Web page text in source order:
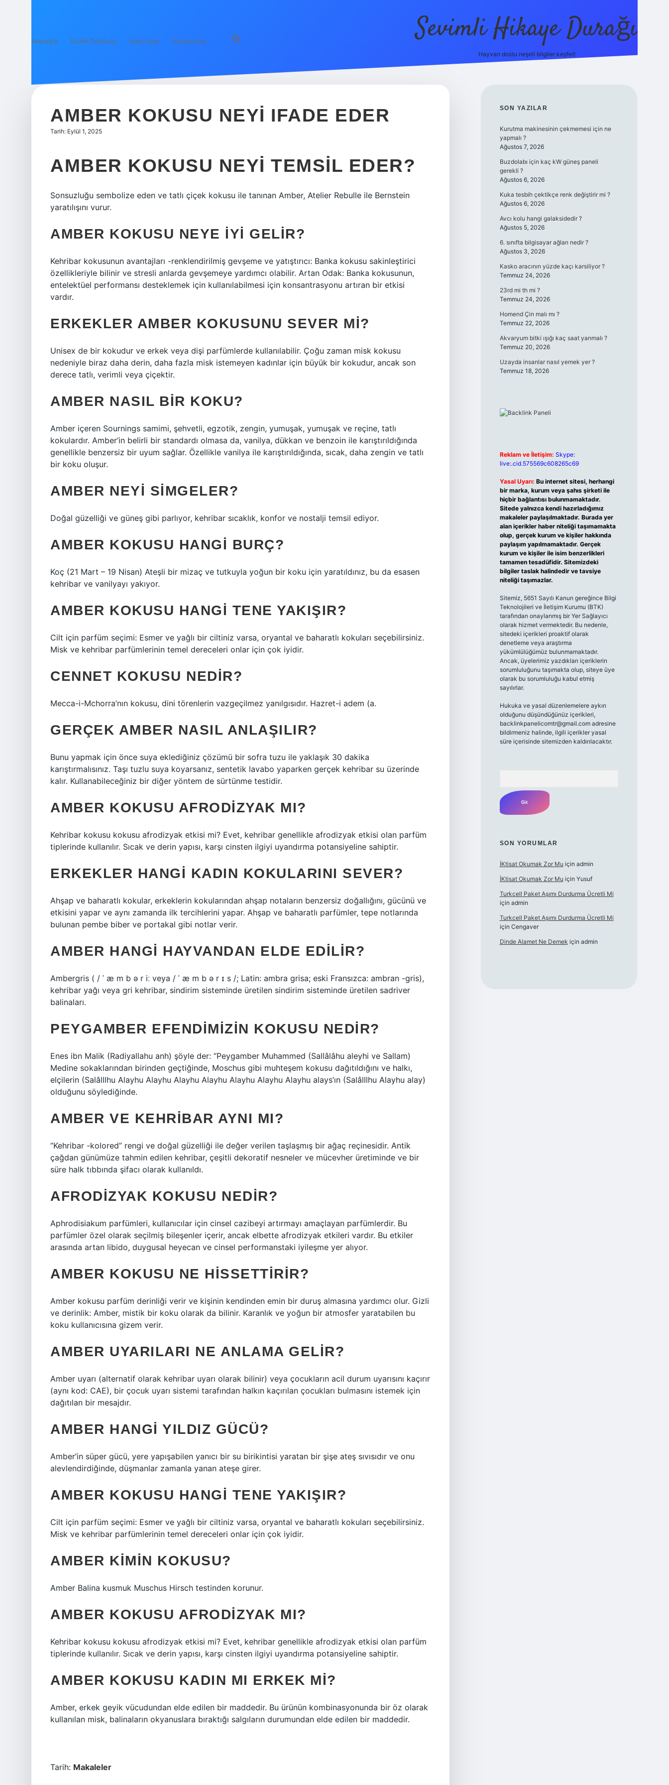
Anasayfa Gizlilik Politikası Yasal Uyarı Hakkımızda Sevimli Hikaye Durağı
Hayvan dostu neşeli bilgiler keşfet!
AMBER KOKUSU NEYI IFADE EDER
Tarih: Eylül 1, 2025
AMBER KOKUSU NEYI TEMSIL EDER?
Sonsuzluğu sembolize eden ve tatlı çiçek kokusu ile tanınan Amber, Atelier Rebulle ile Bernstein
yaratılışını vurur.
AMBER KOKUSU NEYE IYI GELIR?
Kehribar kokusunun avantajları -renklendirilmiş gevşeme ve yatıştırıcı: Banka kokusu sakinleştirici
özellikleriyle bilinir ve stresli anlarda gevşemeye yardımcı olabilir. Artan Odak: Banka kokusunun,
entelektüel performansı desteklemek için kullanılabilmesi için konsantrasyonu artıran bir etkisi
vardır.
ERKEKLER AMBER KOKUSUNU SEVER MI?
Unisex de bir kokudur ve erkek veya dişi parfümlerde kullanılabilir. Çoğu zaman misk kokusu
nedeniyle biraz daha derin, daha fazla misk istemeyen kadınlar için büyük bir kokudur, ancak son
derece tatlı, verimli veya çiçektir.
AMBER NASIL BIR KOKU?
Amber içeren Sournings samimi, şehvetli, egzotik, zengin, yumuşak, yumuşak ve reçine, tatlı
kokulardır. Amber’in belirli bir standardı olmasa da, vanilya, dükkan ve benzoin ile karıştırıldığında
genellikle benzersiz bir uyum sağlar. Özellikle vanilya ile karıştırıldığında, sıcak, daha zengin ve tatlı
bir koku oluşur.
AMBER NEYI SIMGELER?
Doğal güzelliği ve güneş gibi parlıyor, kehribar sıcaklık, konfor ve nostalji temsil ediyor.
AMBER KOKUSU HANGI BURÇ?
Koç (21 Mart – 19 Nisan) Ateşli bir mizaç ve tutkuyla yoğun bir koku için yaratıldınız, bu da esasen
kehribar ve vanilyayı yakıyor.
AMBER KOKUSU HANGI TENE YAKIŞIR?
Cilt için parfüm seçimi: Esmer ve yağlı bir ciltiniz varsa, oryantal ve baharatlı kokuları seçebilirsiniz.
Misk ve kehribar parfümlerinin temel dereceleri onlar için çok iyidir.
CENNET KOKUSU NEDIR?
Mecca-i-Mchorra’nın kokusu, dini törenlerin vazgeçilmez yanılgısıdır. Hazret-i adem (a.
GERÇEK AMBER NASIL ANLAŞILIR?
Bunu yapmak için önce suya eklediğiniz çözümü bir sofra tuzu ile yaklaşık 30 dakika
karıştırmalısınız. Taşı tuzlu suya koyarsanız, sentetik lavabo yaparken gerçek kehribar su üzerinde
kalır. Kullanabileceğiniz bir diğer yöntem de sürtünme testidir.
AMBER KOKUSU AFRODIZYAK MI?
Kehribar kokusu kokusu afrodizyak etkisi mi? Evet, kehribar genellikle afrodizyak etkisi olan parfüm
tiplerinde kullanılır. Sıcak ve derin yapısı, karşı cinsten ilgiyi uyandırma potansiyeline sahiptir.
ERKEKLER HANGI KADIN KOKULARINI SEVER?
Ahşap ve baharatlı kokular, erkeklerin kokularından ahşap notaların benzersiz doğallığını, gücünü ve
etkisini yapar ve aynı zamanda ilk tercihlerini yapar. Ahşap ve baharatlı parfümler, tepe notlarında
bulunan pembe biber ve portakal gibi notlar verir.
AMBER HANGI HAYVANDAN ELDE EDILIR?
Ambergris ( / ˈ æ m b ə r iː veya / ˈ æ m b ə r ɪ s /; Latin: ambra grisa; eski Fransızca: ambran -gris),
kehribar yağı veya gri kehribar, sindirim sisteminde üretilen sindirim sisteminde üretilen sadriver
balinaları.
PEYGAMBER EFENDIMIZIN KOKUSU NEDIR?
Enes ibn Malik (Radiyallahu anh) şöyle der: “Peygamber Muhammed (Sallâlâhu aleyhi ve Sallam)
Medine sokaklarından birinden geçtiğinde, Moschus gibi muhteşem kokusu dağıtıldığını ve halkı,
elçilerin (Salâlllhu Alayhu Alayhu Alayhu Alayhu Alayhu Alayhu Alayhu alays’ın (Salâlllhu Alayhu alay)
olduğunu söylediğinde.
AMBER VE KEHRIBAR AYNI MI?
“Kehribar -kolored” rengi ve doğal güzelliği ile değer verilen taşlaşmış bir ağaç reçinesidir. Antik
çağdan günümüze tahmin edilen kehribar, çeşitli dekoratif nesneler ve mücevher üretiminde ve bir
süre halk tıbbında şifacı olarak kullanıldı.
AFRODIZYAK KOKUSU NEDIR?
Aphrodisiakum parfümleri, kullanıcılar için cinsel cazibeyi artırmayı amaçlayan parfümlerdir. Bu
parfümler özel olarak seçilmiş bileşenler içerir, ancak elbette afrodizyak etkileri vardır. Bu etkiler
arasında artan libido, duygusal heyecan ve cinsel performanstaki iyileşme yer alıyor.
AMBER KOKUSU NE HISSETTIRIR?
Amber kokusu parfüm derinliği verir ve kişinin kendinden emin bir duruş almasına yardımcı olur. Gizli
ve derinlik: Amber, mistik bir koku olarak da bilinir. Karanlık ve yoğun bir atmosfer yaratabilen bu
koku kullanıcısına gizem verir.
AMBER UYARILARI NE ANLAMA GELIR?
Amber uyarı (alternatif olarak kehribar uyarı olarak bilinir) veya çocukların acil durum uyarısını kaçırır
(aynı kod: CAE), bir çocuk uyarı sistemi tarafından halkın kaçırılan çocukları bulmasını istemek için
dağıtılan bir mesajdır.
AMBER HANGI YILDIZ GÜCÜ?
Amber’in süper gücü, yere yapışabilen yanıcı bir su birikintisi yaratan bir şişe ateş sıvısıdır ve onu
alevlendirdiğinde, düşmanlar zamanla yanan ateşe girer.
AMBER KOKUSU HANGI TENE YAKIŞIR?
Cilt için parfüm seçimi: Esmer ve yağlı bir ciltiniz varsa, oryantal ve baharatlı kokuları seçebilirsiniz.
Misk ve kehribar parfümlerinin temel dereceleri onlar için çok iyidir.
AMBER KIMIN KOKUSU?
Amber Balina kusmuk Muschus Hirsch testinden korunur.
AMBER KOKUSU AFRODIZYAK MI?
Kehribar kokusu kokusu afrodizyak etkisi mi? Evet, kehribar genellikle afrodizyak etkisi olan parfüm
tiplerinde kullanılır. Sıcak ve derin yapısı, karşı cinsten ilgiyi uyandırma potansiyeline sahiptir.
AMBER KOKUSU KADIN MI ERKEK MI?
Amber, erkek geyik vücudundan elde edilen bir maddedir. Bu ürünün kombinasyonunda bir öz olarak
kullanılan misk, balinaların okyanuslara bıraktığı salgıların durumundan elde edilen bir maddedir.
Tarih: Makaleler
SIDEBAR
SON YAZILAR
Kurutma makinesinin çekmemesi için ne
yapmalı ?
Ağustos 7, 2026
Buzdolabı için kaç kW güneş paneli
gerekli ?
Ağustos 6, 2026
Kuka tesbih çektikçe renk değiştirir mi ?
Ağustos 6, 2026
Avcı kolu hangi galaksidedir ?
Ağustos 5, 2026
6. sınıfta bilgisayar ağları nedir ?
Ağustos 3, 2026
Kasko aracının yüzde kaçı karsiliyor ?
Temmuz 24, 2026
23rd mi th mi ?
Temmuz 24, 2026
Homend Çin malı mı ?
Temmuz 22, 2026
Akvaryum bitki ışığı kaç saat yanmalı ?
Temmuz 20, 2026
Uzayda insanlar nasıl yemek yer ?
Temmuz 18, 2026
Reklam ve İletişim: Skype:
live:.cid.575569c608265c69
Yasal Uyarı: Bu internet sitesi, herhangi
bir marka, kurum veya şahıs şirketi ile
hiçbir bağlantısı bulunmamaktadır.
Sitede yalnızca kendi hazırladığımız
makaleler paylaşılmaktadır. Burada yer
alan içerikler haber niteliği taşımamakta
olup, gerçek kurum ve kişiler hakkında
paylaşım yapılmamaktadır. Gerçek
kurum ve kişiler ile isim benzerlikleri
tamamen tesadüfidir. Sitemizdeki
bilgiler taslak halindedir ve tavsiye
niteliği taşımazlar.
Sitemiz, 5651 Sayılı Kanun gereğince Bilgi
Teknolojileri ve İletişim Kurumu (BTK)
tarafından onaylanmış bir Yer Sağlayıcı
olarak hizmet vermektedir. Bu nedenle,
sitedeki içerikleri proaktif olarak
denetleme veya araştırma
yükümlülüğümüz bulunmamaktadır.
Ancak, üyelerimiz yazdıkları içeriklerin
sorumluluğunu taşımakta olup, siteye üye
olarak bu sorumluluğu kabul etmiş
sayılırlar.
Hukuka ve yasal düzenlemelere aykırı
olduğunu düşündüğünüz içerikleri,
backlinkpanelicomtr@gmail.comadresine
bildirmeniz halinde, ilgili içerikler yasal
süre içerisinde sitemizden kaldırılacaktır.
SON YORUMLAR
İKtisat Okumak Zor Mu için admin
İKtisat Okumak Zor Mu için Yusuf
Turkcell Paket Aşımı Durdurma Ücretli Mi
için admin
Turkcell Paket Aşımı Durdurma Ücretli Mi
için Cengaver
Dinde Alamet Ne Demek için admin